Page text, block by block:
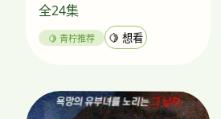
全24集
🍋 青柠推荐 🍋 想看